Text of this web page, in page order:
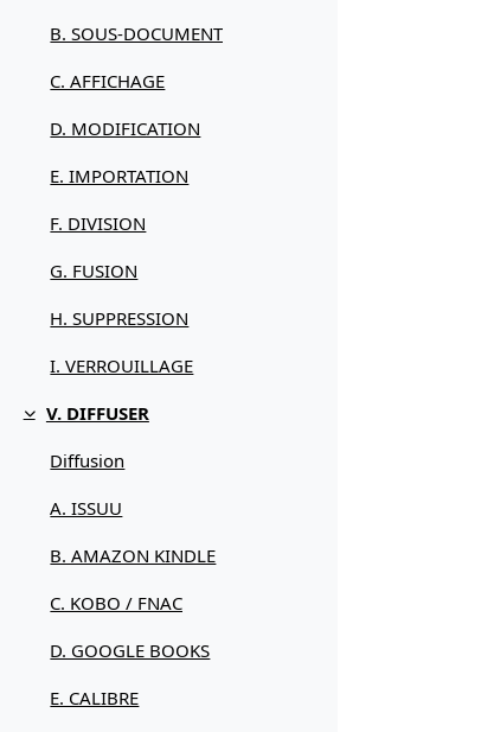
B. SOUS-DOCUMENT
C. AFFICHAGE
D. MODIFICATION
E. IMPORTATION
F. DIVISION
G. FUSION
H. SUPPRESSION
I. VERROUILLAGE
Replier
V. DIFFUSER
Diffusion
A. ISSUU
B. AMAZON KINDLE
C. KOBO / FNAC
D. GOOGLE BOOKS
E. CALIBRE